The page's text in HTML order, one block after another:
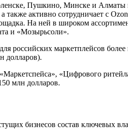
Пушкино, Минске и Алматы
также активно сотрудничает с
На ней в широком
и «Мозырьсоли».
российских маркетплейсов
долларов).
«Цифрового
млн долларов.
бизнесов состав ключевых